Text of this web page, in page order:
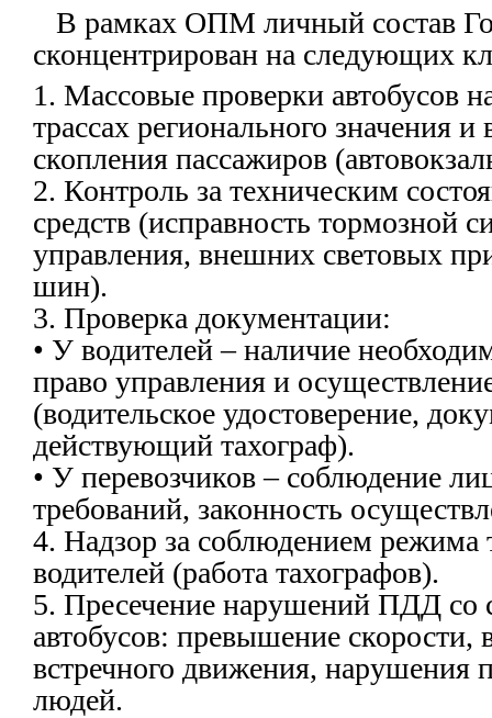
В рамках ОПМ личный состав
сконцентрирован на следующих
1. Массовые проверки автобусов
трассах регионального значения и
скопления пассажиров
2. Контроль за техническим
средств (исправность тормозной
управления, внешних световых
шин).
3. Проверка документации:
• У водителей – наличие
право управления и
(водительское удостоверение,
действующий тахограф).
• У перевозчиков – соблюдение
требований, законность
4. Надзор за соблюдением режима
водителей (работа тахографов).
5. Пресечение нарушений ПДД со
автобусов: превышение скорости,
встречного движения, нарушения
людей.